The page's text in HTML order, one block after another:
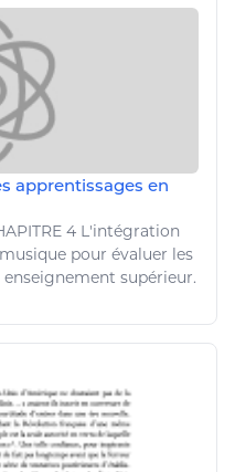
apprentissages en
4 L'intégration
musique pour évaluer les
supérieur.